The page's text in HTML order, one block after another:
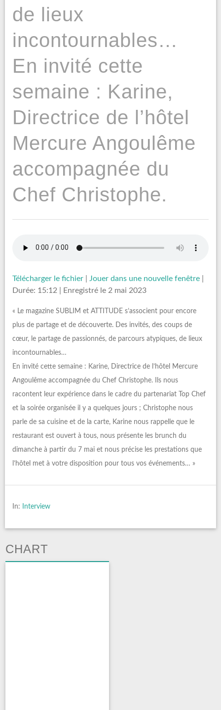
de lieux
incontournables…
En invité cette
semaine : Karine,
Directrice de l’hôtel
Mercure Angoulême
accompagnée du
Chef Christophe.
Télécharger le fichier Jouer dans une nouvelle fenêtre
Durée: 15:12
Enregistré le 2 mai 2023
« Le magazine SUBLIM et ATTITUDE s’associent pour encore
plus de partage et de découverte. Des invités, des coups de
cœur, le partage de passionnés, de parcours atypiques, de lieux
incontournables…
En invité cette semaine : Karine, Directrice de l’hôtel Mercure
Angoulême accompagnée du Chef Christophe. Ils nous
racontent leur expérience dans le cadre du partenariat Top Chef
et la soirée organisée il y a quelques jours ; Christophe nous
parle de sa cuisine et de la carte, Karine nous rappelle que le
restaurant est ouvert à tous, nous présente les brunch du
dimanche à partir du 7 mai et nous précise les prestations que
l’hôtel met à votre disposition pour tous vos événements… »
In: Interview
CHART